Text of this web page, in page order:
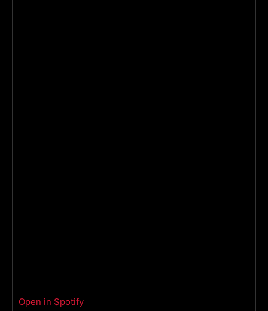
Open in Spotify